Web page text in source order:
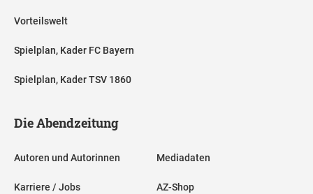
Vorteilswelt
Spielplan, Kader FC Bayern
Spielplan, Kader TSV 1860
Die Abendzeitung
Autoren und Autorinnen
Karriere / Jobs
Mediadaten
AZ-Shop